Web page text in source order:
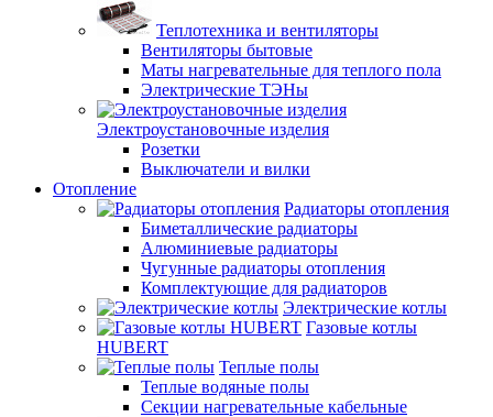
Теплотехника и вентиляторы
Вентиляторы бытовые
Маты нагревательные для теплого пола
Электрические ТЭНы
Электроустановочные изделия
Розетки
Выключатели и вилки
Отопление
Радиаторы отопления
Биметаллические радиаторы
Алюминиевые радиаторы
Чугунные радиаторы отопления
Комплектующие для радиаторов
Электрические котлы
Газовые котлы
HUBERT
Теплые полы
Теплые водяные полы
Секции нагревательные кабельные